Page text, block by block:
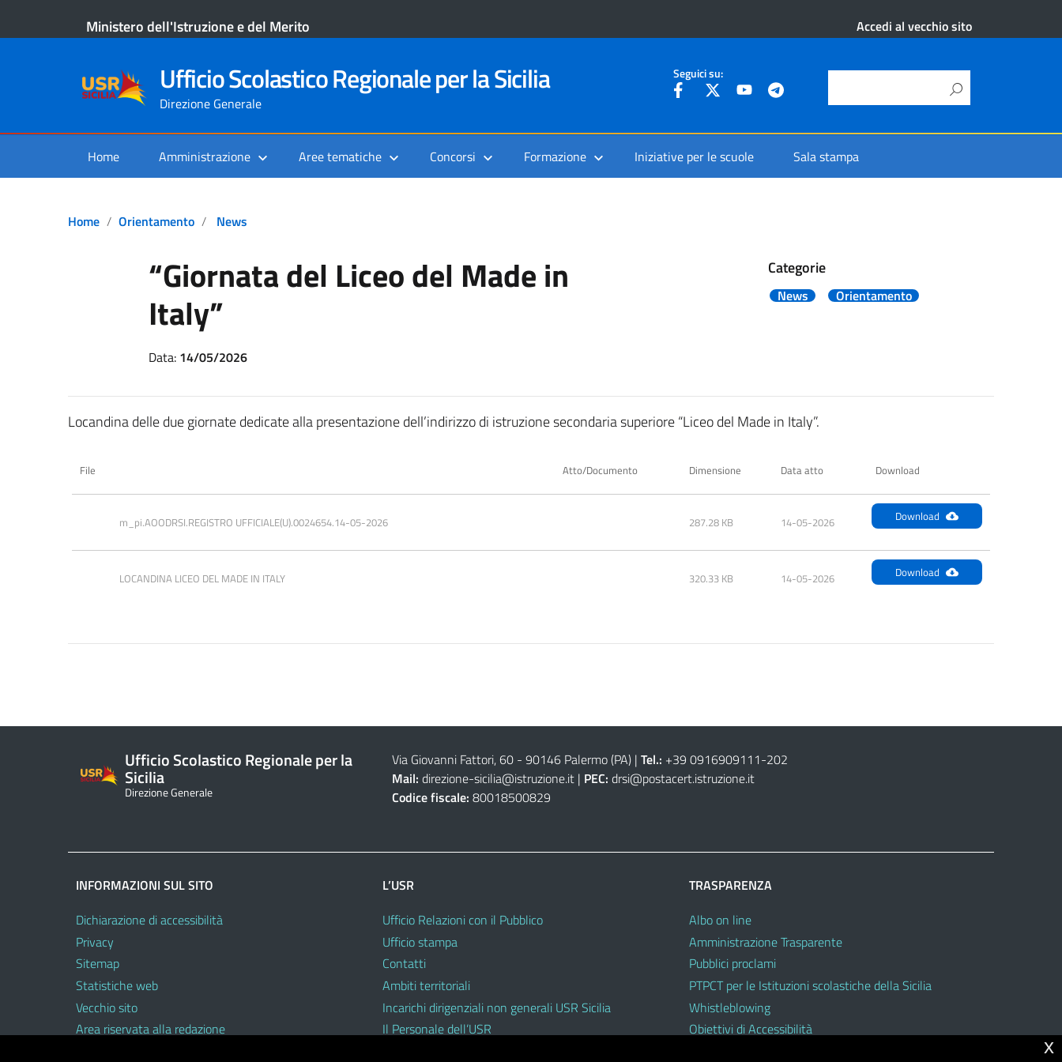
Ministero dell'Istruzione e del Merito Accedi al vecchio sito
Ufficio Scolastico Regionale per la Sicilia
Direzione Generale
Seguici su:
Home Amministrazione Aree tematiche Concorsi Formazione Iniziative per le scuole Sala stampa
Home Orientamento News
“Giornata del Liceo del Made in
Italy”
Categorie
News Orientamento
Data: 14/05/2026
Locandina delle due giornate dedicate alla presentazione dell’indirizzo di istruzione secondaria superiore “Liceo del Made in Italy”.
File Atto/Documento Dimensione Data atto Download
m_pi.AOODRSI.REGISTRO UFFICIALE(U).0024654.14-05-2026 287.28 KB 14-05-2026 Download
LOCANDINA LICEO DEL MADE IN ITALY 320.33 KB 14-05-2026 Download
Ufficio Scolastico Regionale per la
Sicilia
Direzione Generale
Via Giovanni Fattori, 60 - 90146 Palermo (PA)| Tel.: +39 0916909111-202
Mail: direzione-sicilia@istruzione.it| PEC: drsi@postacert.istruzione.it
Codice fiscale: 80018500829
INFORMAZIONI SUL SITO
Dichiarazione di accessibilità
Privacy
Sitemap
Statistiche web
Vecchio sito
Area riservata alla redazione
L’USR
Ufficio Relazioni con il Pubblico
Ufficio stampa
Contatti
Ambiti territoriali
Incarichi dirigenziali non generali USR Sicilia
Il Personale dell’USR
TRASPARENZA
Albo on line
Amministrazione Trasparente
Pubblici proclami
PTPCT per le Istituzioni scolastiche della Sicilia
Whistleblowing
Obiettivi di Accessibilità
x